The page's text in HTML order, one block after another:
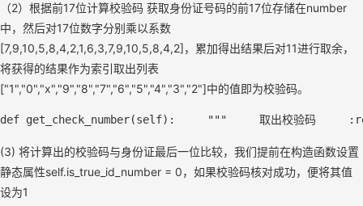
（2）根据前17位计算校验码 获取身份证号码的前17位存储在number
中，然后对17位数字分别乘以系数
[7,9,10,5,8,4,2,1,6,3,7,9,10,5,8,4,2]，累加得出结果后对11进行取余，
将获得的结果作为索引取出列表
["1","0","x","9","8","7","6","5","4","3","2"]中的值即为校验码。
def get_check_number(self) : """     取出校验码
(3) 将计算出的校验码与身份证最后一位比较，我们提前在构造函数设置
静态属性self.is_true_id_number = 0，如果校验码核对成功，便将其值
设为1